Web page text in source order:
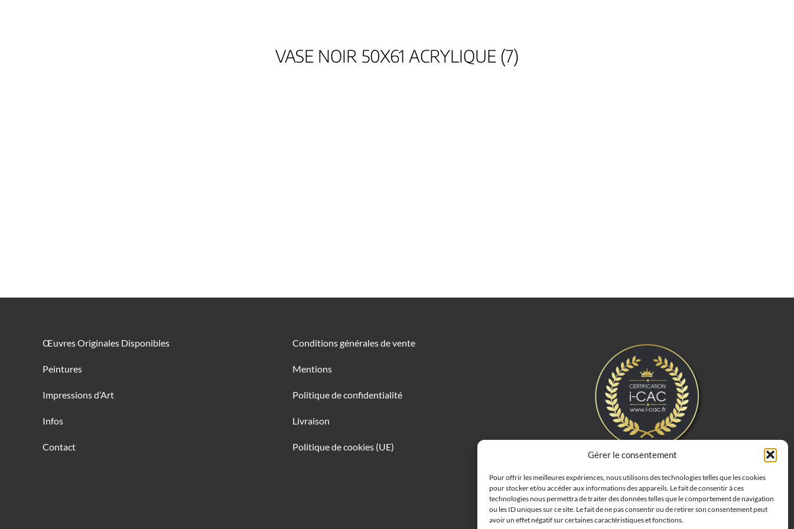
Gérer le consentement
Pour offrir les meilleures expériences, nous utilisons des technologies telles que les cookies
pour stocker et/ou accéder aux informations des appareils. Le fait de consentir à ces
technologies nous permettra de traiter des données telles que le comportement de navigation
ou les ID uniques sur ce site. Le fait de ne pas consentir ou de retirer son consentement peut
avoir un effet négatif sur certaines caractéristiques et fonctions.
VASE NOIR 50X61 ACRYLIQUE (7)
Œuvres Originales Disponibles
Peintures
Impressions d’Art
Infos
Contact
Conditions générales de vente
Mentions
Politique de confidentialité
Livraison
Politique de cookies (UE)